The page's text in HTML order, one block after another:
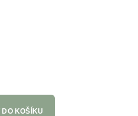
DO KOŠÍKU